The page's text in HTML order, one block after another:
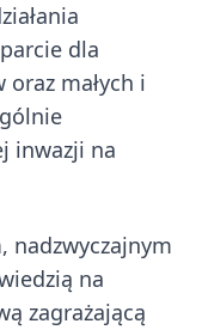
dla
małych i
inwazji na
nadzwyczajnym
na
zagrażającą